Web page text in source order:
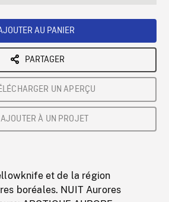
AU PANIER
PARTAGER
UN APERÇU
AJOUTER À UN PROJET
et de la région
boréales. NUIT Aurores